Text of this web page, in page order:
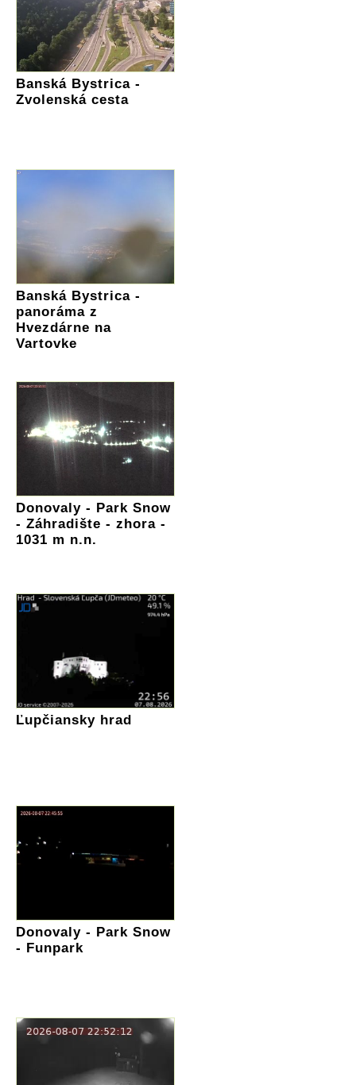
Banská Bystrica -
Zvolenská cesta
Banská Bystrica -
panoráma z
Hvezdárne na
Vartovke
Donovaly - Park Snow
- Záhradište - zhora -
1031 m n.n.
Ľupčiansky hrad
Donovaly - Park Snow
- Funpark